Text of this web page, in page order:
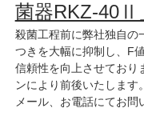
菌器RKZ-40Ⅱ
殺菌工程前に弊社独自の
つきを大幅に抑制し、F
信頼性を向上させており
ンにより前後いたします
メール、お電話にてお問